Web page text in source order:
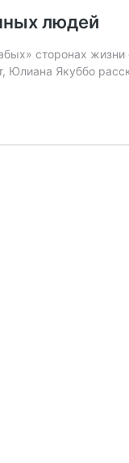
людей
сторонах
Юлиана Якуббо